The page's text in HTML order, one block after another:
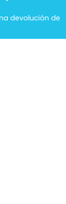
devolución de